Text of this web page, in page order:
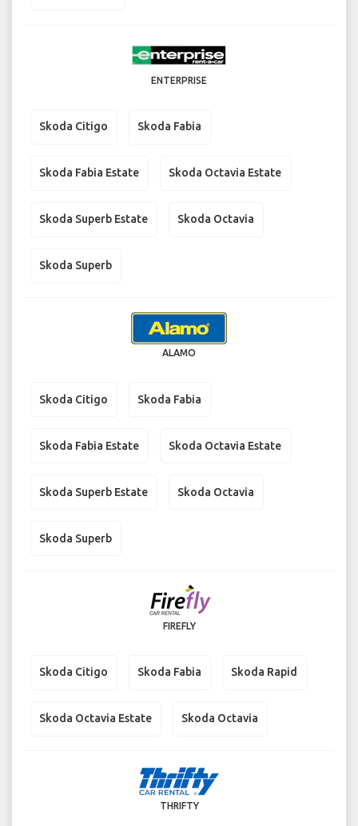
ENTERPRISE
Skoda Citigo Skoda Fabia
Skoda Fabia Estate Skoda Octavia Estate
Skoda Superb Estate Skoda Octavia
Skoda Superb
ALAMO
Skoda Citigo Skoda Fabia
Skoda Fabia Estate Skoda Octavia Estate
Skoda Superb Estate Skoda Octavia
Skoda Superb
FIREFLY
Skoda Citigo Skoda Fabia Skoda Rapid
Skoda Octavia Estate Skoda Octavia
THRIFTY